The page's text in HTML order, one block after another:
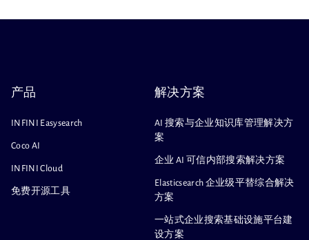
产品
INFINI Easysearch
Coco AI
INFINI Cloud
免费开源工具
解决方案
AI 搜索与企业知识库管理解决方
案
企业 AI 可信内部搜索解决方案
Elasticsearch 企业级平替综合解决
方案
一站式企业搜索基础设施平台建
设方案